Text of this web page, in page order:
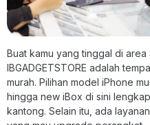
Buat kamu yang tinggal di area
IBGADGETSTORE adalah
murah. Pilihan model iPhone
hingga new iBox di sini
kantong. Selain itu, ada